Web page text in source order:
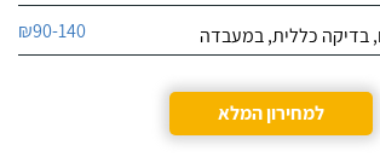
בדיקה כללית, במעבדה ₪90-140
למחירון המלא